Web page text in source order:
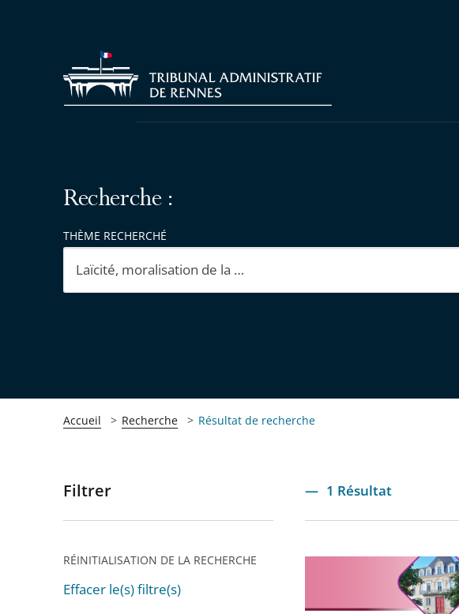
Recherche :
THÈME RECHERCHÉ
Accueil Recherche Résultat de recherche
Passer
pour
après
Filtrer
RÉINITIALISATION DE LA RECHERCHE
Effacer le(s) filtre(s)
1 Résultat